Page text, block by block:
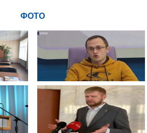
ФОТО